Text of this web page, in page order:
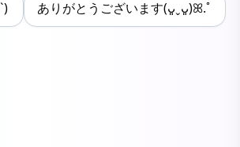
ありがとうございます(ᴗ͈ˬᴗ͈)ꕤ.ﾟ